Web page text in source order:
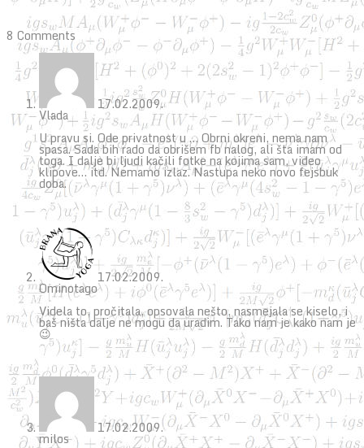
8 Comments
17.02.2009.
Vlada
U pravu si. Ode privatnost u … Obrni okreni, nema nam
spasa. Sada bih rado da obrišem fb nalog, ali šta imam od
toga. I dalje bi ljudi kačili fotke na kojima sam, video
klipove… itd. Nemamo izlaz. Nastupa neko novo fejsbuk
doba.
17.02.2009.
Ominotago
Videla to, pročitala, opsovala nešto, nasmejala se kiselo, i
baš ništa dalje ne mogu da uradim. Tako nam je kako nam je
😉
17.02.2009.
milos